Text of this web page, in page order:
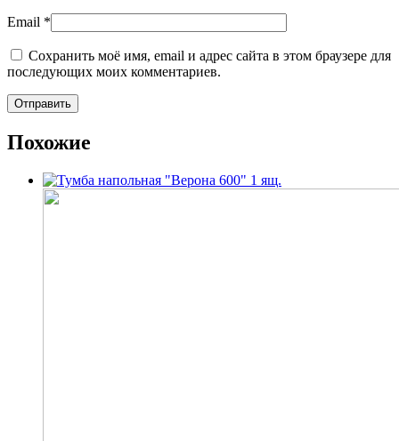
Email *
Сохранить моё имя, email и адрес сайта в этом браузере для
последующих моих комментариев.
Похожие